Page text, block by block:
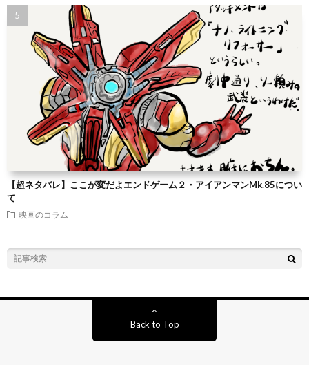
【超ネタバレ】ここが変だよエンドゲーム２・アイアンマンMk.85につい
て
映画のコラム
Back to Top